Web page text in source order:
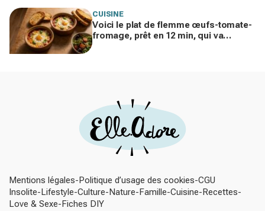
CUISINE
Voici le plat de flemme œufs-tomate-
fromage, prêt en 12 min, qui va
Mentions légales Politique d’usage des cookies CGU
Insolite Lifestyle Culture Nature Famille Cuisine Recettes
Love & Sexe Fiches DIY